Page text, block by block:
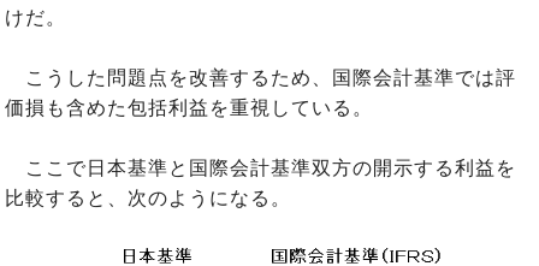
けだ。
こうした問題点を改善するため、国際会計基準では評
価損も含めた包括利益を重視している。
ここで日本基準と国際会計基準双方の開示する利益を
比較すると、次のようになる。